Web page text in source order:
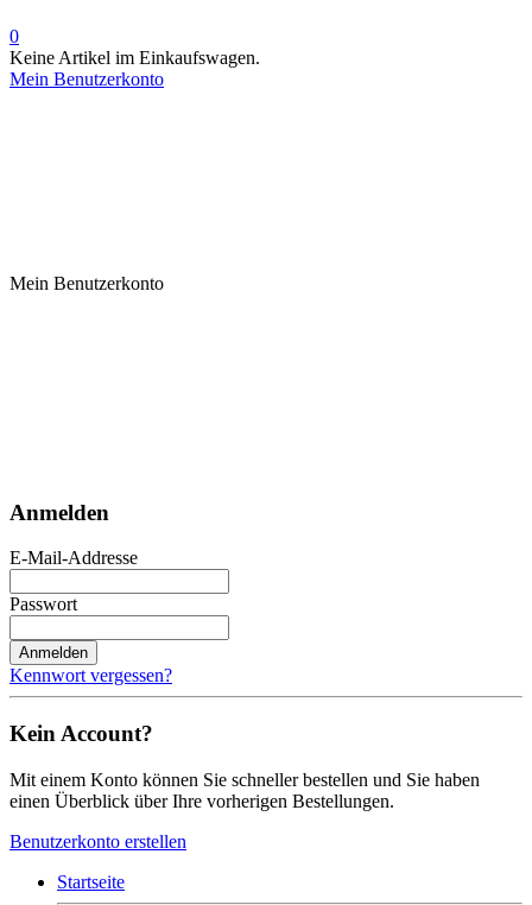
0
Keine Artikel im Einkaufswagen.
Mein Benutzerkonto
Mein Benutzerkonto
Anmelden
E-Mail-Addresse
Passwort
Anmelden
Kennwort vergessen?
Kein Account?
Mit einem Konto können Sie schneller bestellen und Sie haben
einen Überblick über Ihre vorherigen Bestellungen.
Benutzerkonto erstellen
Startseite